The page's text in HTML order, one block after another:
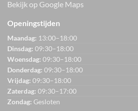
Bekijk op Google Maps
Openingstijden
Maandag: 13:00–18:00
Dinsdag: 09:30–18:00
Woensdag: 09:30–18:00
Donderdag: 09:30–18:00
Vrijdag: 09:30–18:00
Zaterdag: 09:30–17:00
Zondag: Gesloten